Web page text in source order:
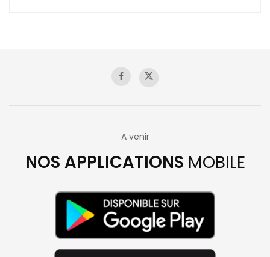
A venir
NOS APPLICATIONS MOBILE